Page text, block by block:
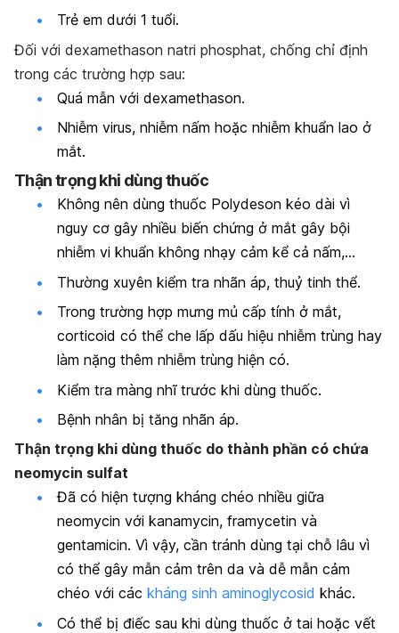
Trẻ em dưới 1 tuổi.
Đối với dexamethason natri phosphat, chống chỉ định
trong các trường hợp sau:
Quá mẫn với dexamethason.
Nhiễm virus, nhiễm nấm hoặc nhiễm khuẩn lao ở
mắt.
Thận trọng khi dùng thuốc
Không nên dùng thuốc Polydeson kéo dài vì
nguy cơ gây nhiều biến chứng ở mắt gây bội
nhiễm vi khuẩn không nhạy cảm kể cả nấm,…
Thường xuyên kiểm tra nhãn áp, thuỷ tinh thể.
Trong trường hợp mưng mủ cấp tính ở mắt,
corticoid có thể che lấp dấu hiệu nhiễm trùng hay
làm nặng thêm nhiễm trùng hiện có.
Kiểm tra màng nhĩ trước khi dùng thuốc.
Bệnh nhân bị tăng nhãn áp.
Thận trọng khi dùng thuốc do thành phần có chứa
neomycin sulfat
Đã có hiện tượng kháng chéo nhiều giữa
neomycin với kanamycin, framycetin và
gentamicin. Vì vậy, cần tránh dùng tại chỗ lâu vì
có thể gây mẫn cảm trên da và dễ mẫn cảm
chéo với các kháng sinh aminoglycosid khác.
Có thể bị điếc sau khi dùng thuốc ở tai hoặc vết